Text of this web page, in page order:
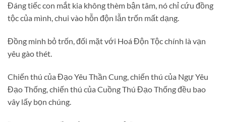
Đáng tiếc con mắt kia không thèm bận tâm, nó chỉ cứu đồng
tộc của mình, chui vào hỗn độn lẫn trốn mất dạng.
Đồng minh bỏ trốn, đối mặt với Hoá Độn Tộc chính là vạn
yêu gào thét.
Chiến thú của Đạo Yêu Thần Cung, chiến thú của Ngự Yêu
Đạo Thống, chiến thú của Cuồng Thú Đạo Thống đều bao
vây lấy bọn chúng.